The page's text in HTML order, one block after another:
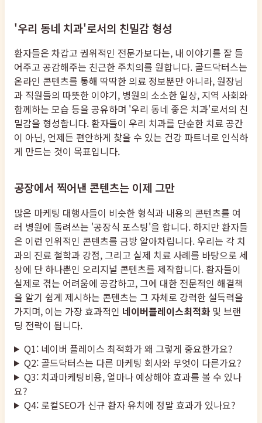
'우리 동네 치과'로서의 친밀감 형성
환자들은 차갑고 권위적인 전문가보다는, 내 이야기를 잘 들
어주고 공감해주는 친근한 주치의를 원합니다. 골드닥터스는
온라인 콘텐츠를 통해 딱딱한 의료 정보뿐만 아니라, 원장님
과 직원들의 따뜻한 이야기, 병원의 소소한 일상, 지역 사회와
함께하는 모습 등을 공유하며 '우리 동네 좋은 치과'로서의 친
밀감을 형성합니다. 환자들이 우리 치과를 단순한 치료 공간
이 아닌, 언제든 편안하게 찾을 수 있는 건강 파트너로 인식하
게 만드는 것이 목표입니다.
공장에서 찍어낸 콘텐츠는 이제 그만
많은 마케팅 대행사들이 비슷한 형식과 내용의 콘텐츠를 여
러 병원에 돌려쓰는 '공장식 포스팅'을 합니다. 하지만 환자들
은 이런 인위적인 콘텐츠를 금방 알아차립니다. 우리는 각 치
과의 진료 철학과 강점, 그리고 실제 치료 사례를 바탕으로 세
상에 단 하나뿐인 오리지널 콘텐츠를 제작합니다. 환자들이
실제로 겪는 어려움에 공감하고, 그에 대한 전문적인 해결책
을 알기 쉽게 제시하는 콘텐츠는 그 자체로 강력한 설득력을
가지며, 이는 가장 효과적인 네이버플레이스최적화 및 브랜
딩 전략이 됩니다.
Q1: 네이버 플레이스 최적화가 왜 그렇게 중요한가요?
Q2: 골드닥터스는 다른 마케팅 회사와 무엇이 다른가요?
Q3: 치과마케팅비용, 얼마나 예상해야 효과를 볼 수 있나
요?
Q4: 로컬SEO가 신규 환자 유치에 정말 효과가 있나요?